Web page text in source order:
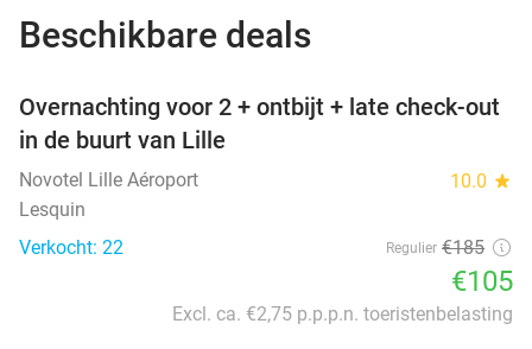
Beschikbare deals
Overnachting voor 2 + ontbijt + late check-out
in de buurt van Lille
Novotel Lille Aéroport 10.0 star
Lesquin
Verkocht: 22
Regulier €185
€105
Excl. ca. €2,75 p.p.p.n. toeristenbelasting